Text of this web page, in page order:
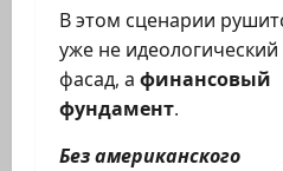
В этом сценарии
уже не идеологический
фасад, а финансовый
фундамент.
Без американского